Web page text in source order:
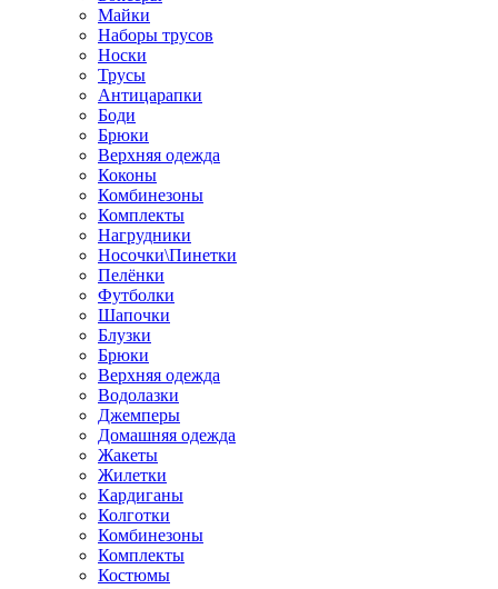
Майки
Наборы трусов
Носки
Трусы
Антицарапки
Боди
Брюки
Верхняя одежда
Коконы
Комбинезоны
Комплекты
Нагрудники
Носочки\Пинетки
Пелёнки
Футболки
Шапочки
Блузки
Брюки
Верхняя одежда
Водолазки
Джемперы
Домашняя одежда
Жакеты
Жилетки
Кардиганы
Колготки
Комбинезоны
Комплекты
Костюмы